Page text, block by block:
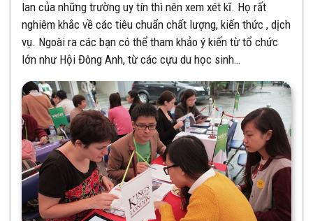
lan của những trường uy tín thì nên xem xét kĩ. Họ rất
nghiêm khắc về các tiêu chuẩn chất lượng, kiến thức , dịch
vụ. Ngoài ra các bạn có thể tham khảo ý kiến từ tổ chức
lớn như Hội Đông Anh, từ các cựu du học sinh…